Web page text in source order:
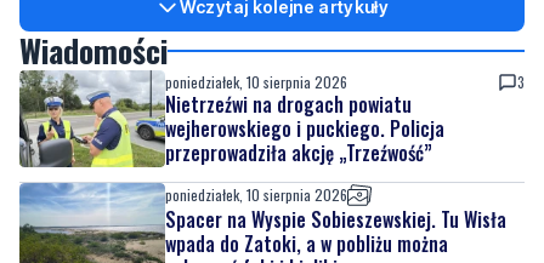
Wczytaj kolejne artykuły
Wiadomości
poniedziałek, 10 sierpnia 2026 3
Nietrzeźwi na drogach powiatu
wejherowskiego i puckiego. Policja
przeprowadziła akcję „Trzeźwość”
poniedziałek, 10 sierpnia 2026
Spacer na Wyspie Sobieszewskiej. Tu Wisła
wpada do Zatoki, a w pobliżu można